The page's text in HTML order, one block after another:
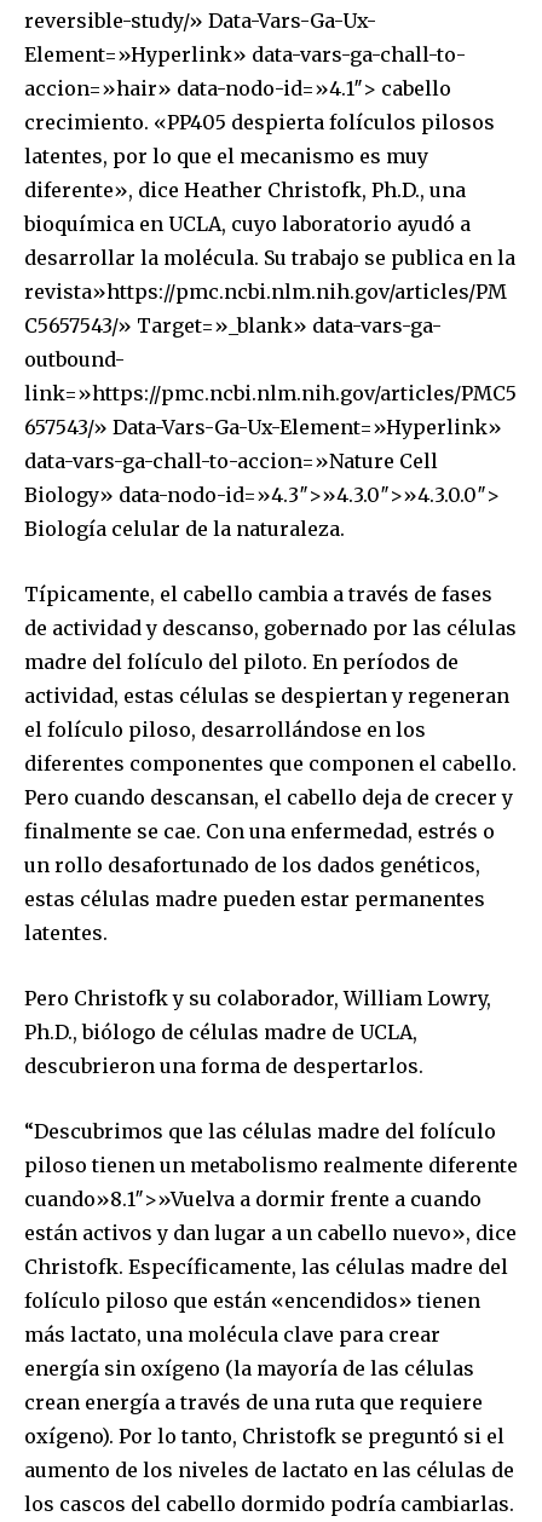
reversible-study/» Data-Vars-Ga-Ux-
Element=»Hyperlink» data-vars-ga-chall-to-
accion=»hair» data-nodo-id=»4.1″> cabello
crecimiento. «PP405 despierta folículos pilosos
latentes, por lo que el mecanismo es muy
diferente», dice Heather Christofk, Ph.D., una
bioquímica en UCLA, cuyo laboratorio ayudó a
desarrollar la molécula. Su trabajo se publica en la
revista»https://pmc.ncbi.nlm.nih.gov/articles/PM
C5657543/» Target=»_blank» data-vars-ga-
outbound-
link=»https://pmc.ncbi.nlm.nih.gov/articles/PMC5
657543/» Data-Vars-Ga-Ux-Element=»Hyperlink»
data-vars-ga-chall-to-accion=»Nature Cell
Biology» data-nodo-id=»4.3″>»4.3.0″>»4.3.0.0″>
Biología celular de la naturaleza.
Típicamente, el cabello cambia a través de fases
de actividad y descanso, gobernado por las células
madre del folículo del piloto. En períodos de
actividad, estas células se despiertan y regeneran
el folículo piloso, desarrollándose en los
diferentes componentes que componen el cabello.
Pero cuando descansan, el cabello deja de crecer y
finalmente se cae. Con una enfermedad, estrés o
un rollo desafortunado de los dados genéticos,
estas células madre pueden estar permanentes
latentes.
Pero Christofk y su colaborador, William Lowry,
Ph.D., biólogo de células madre de UCLA,
descubrieron una forma de despertarlos.
“Descubrimos que las células madre del folículo
piloso tienen un metabolismo realmente diferente
cuando»8.1″>»Vuelva a dormir frente a cuando
están activos y dan lugar a un cabello nuevo», dice
Christofk. Específicamente, las células madre del
folículo piloso que están «encendidos» tienen
más lactato, una molécula clave para crear
energía sin oxígeno (la mayoría de las células
crean energía a través de una ruta que requiere
oxígeno). Por lo tanto, Christofk se preguntó si el
aumento de los niveles de lactato en las células de
los cascos del cabello dormido podría cambiarlas.